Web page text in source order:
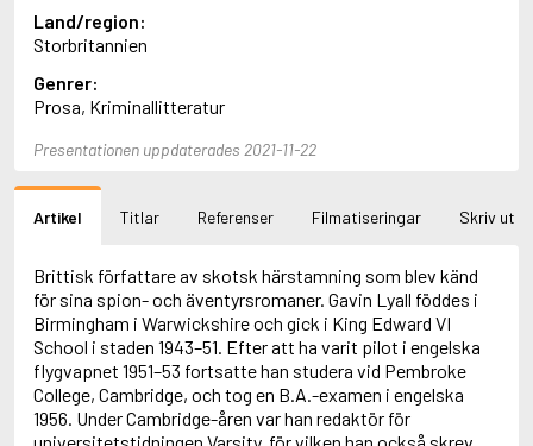
Adams, Jane
Adams, Richard
Adbåge, Emma
Adbåge, Lisen
Adelborg, Ottilia
Adiga, Aravind
Adnan, Etel
Adolfsson, Evert
Adolfsson, Gunnar
Adolfsson, Josefine
Adolfsson, Maria
Adolphsen, Peter
Land/region:
Storbritannien
Genrer:
Prosa, Kriminallitteratur
Presentationen uppdaterades 2021-11-22
Artikel Titlar Referenser Filmatiseringar Skriv ut
Brittisk författare av skotsk härstamning som blev känd
för sina spion- och äventyrsromaner. Gavin Lyall föddes i
Birmingham i Warwickshire och gick i King Edward VI
School i staden 1943–51. Efter att ha varit pilot i engelska
flygvapnet 1951–53 fortsatte han studera vid Pembroke
College, Cambridge, och tog en B.A.-examen i engelska
1956. Under Cambridge-åren var han redaktör för
universitetstidningen Varsity, för vilken han också skrev